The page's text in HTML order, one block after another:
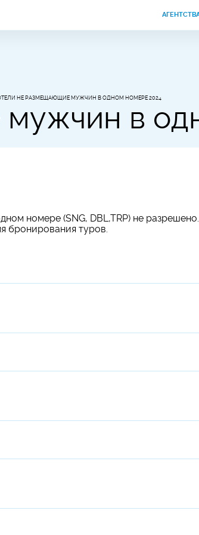
НЕ РАЗМЕЩАЮЩИЕ МУЖЧИН В ОДНОМ НОМЕРЕ 2024
в
номере (SNG, DBL,TRP) не разрешено.
бронирования туров.